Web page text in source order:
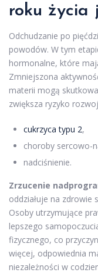
roku życia
Odchudzanie po
powodów. W tym
hormonalne, które
Zmniejszona
materii mogą
zwiększa ryzyko
cukrzyca typu 2,
choroby sercowo-
nadciśnienie.
Zrzucenie
oddziałuje na
Osoby utrzymujące
lepszego
fizycznego, co
więcej, odpowiednia
niezależności w